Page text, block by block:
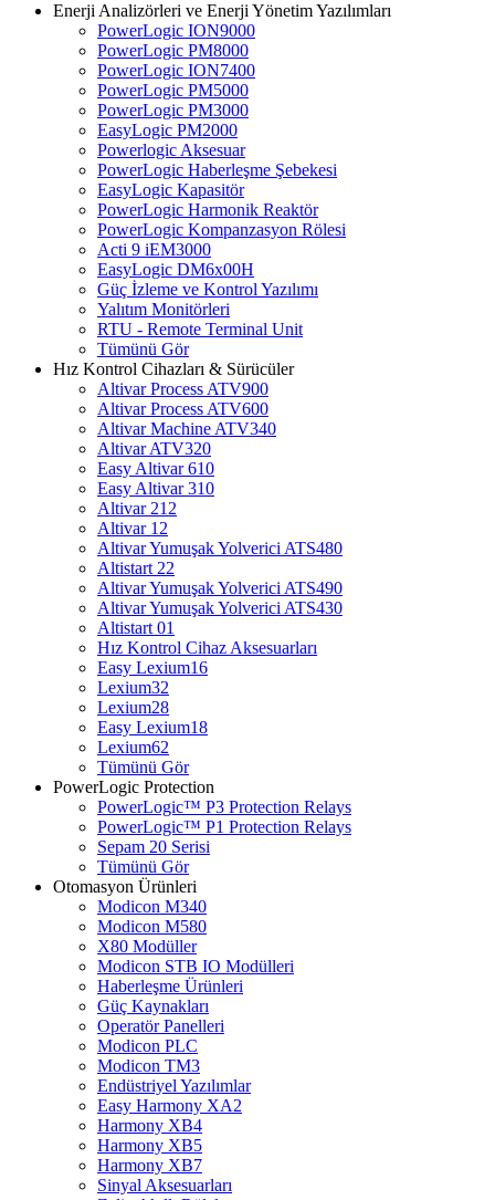
Enerji Analizörleri ve Enerji Yönetim Yazılımları
PowerLogic ION9000
PowerLogic PM8000
PowerLogic ION7400
PowerLogic PM5000
PowerLogic PM3000
EasyLogic PM2000
Powerlogic Aksesuar
PowerLogic Haberleşme Şebekesi
EasyLogic Kapasitör
PowerLogic Harmonik Reaktör
PowerLogic Kompanzasyon Rölesi
Acti 9 iEM3000
EasyLogic DM6x00H
Güç İzleme ve Kontrol Yazılımı
Yalıtım Monitörleri
RTU - Remote Terminal Unit
Tümünü Gör
Hız Kontrol Cihazları & Sürücüler
Altivar Process ATV900
Altivar Process ATV600
Altivar Machine ATV340
Altivar ATV320
Easy Altivar 610
Easy Altivar 310
Altivar 212
Altivar 12
Altivar Yumuşak Yolverici ATS480
Altistart 22
Altivar Yumuşak Yolverici ATS490
Altivar Yumuşak Yolverici ATS430
Altistart 01
Hız Kontrol Cihaz Aksesuarları
Easy Lexium16
Lexium32
Lexium28
Easy Lexium18
Lexium62
Tümünü Gör
PowerLogic Protection
PowerLogic™ P3 Protection Relays
PowerLogic™ P1 Protection Relays​
Sepam 20 Serisi
Tümünü Gör
Otomasyon Ürünleri
Modicon M340
Modicon M580
X80 Modüller
Modicon STB IO Modülleri
Haberleşme Ürünleri
Güç Kaynakları
Operatör Panelleri
Modicon PLC
Modicon TM3
Endüstriyel Yazılımlar
Easy Harmony XA2
Harmony XB4
Harmony XB5
Harmony XB7
Sinyal Aksesuarları